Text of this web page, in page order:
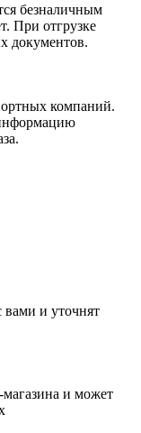
безналичным
При отгрузке
документов.
компаний.
вами и уточнят
магазина и может